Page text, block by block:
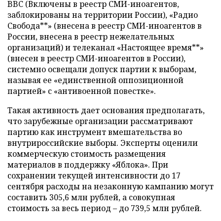
BBC (Включены в реестр СМИ-иноагентов,
заблокированы на территории России), «Радио
Свобода**» (внесена в реестр СМИ-иноагентов в
России, внесена в реестр нежелательных
организаций) и телеканал «Настоящее время**»
(внесен в реестр СМИ-иноагентов в России),
системно освещали допуск партии к выборам,
называя ее «единственной оппозиционной
партией» с «антивоенной повестке».
Такая активность дает основания предполагать,
что зарубежные организации рассматривают
партию как инструмент вмешательства во
внутрироссийские выборы. Эксперты оценили
коммерческую стоимость размещения
материалов в поддержку «Яблока». При
сохранении текущей интенсивности до 17
сентября расходы на незаконную кампанию могут
составить 305,6 млн рублей, а совокупная
стоимость за весь период – до 739,5 млн рублей.